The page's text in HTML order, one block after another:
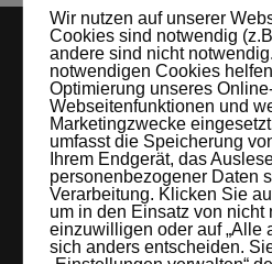
LEIPZIGS MIETSTUDIO
Hier lassen sich Foto- und
entspannter Loftatmosphäre
Wir nutzen auf unserer
Cookies sind notwendig
andere sind nicht
notwendigen Cookies
Optimierung unseres
Webseitenfunktionen und
Marketingzwecke
umfasst die Speicherung
Ihrem Endgerät, das
personenbezogener Daten
Verarbeitung. Klicken Sie
um in den Einsatz von
einzuwilligen oder auf „Alle
sich anders entscheiden.